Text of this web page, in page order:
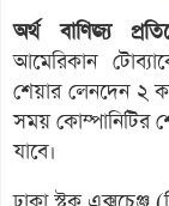
অর্থ বাণিজ্য
আমেরিকান
শেয়ার লেনদেন ২
সময় কোম্পানিটির
যাবে।